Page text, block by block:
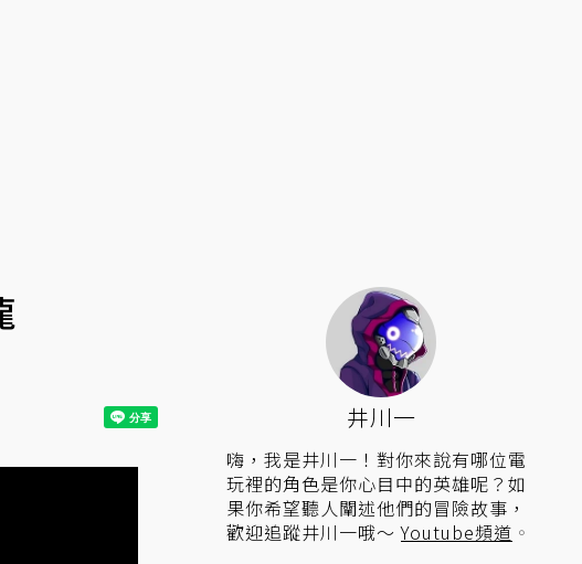
井川一
嗨，我是井川一！對你來說有哪位電
玩裡的角色是你心目中的英雄呢？如
果你希望聽人闡述他們的冒險故事，
歡迎追蹤井川一哦～Youtube頻道 。